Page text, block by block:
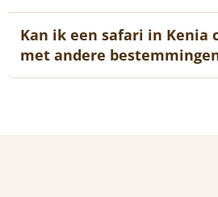
Kan ik een safari in Kenia
met andere